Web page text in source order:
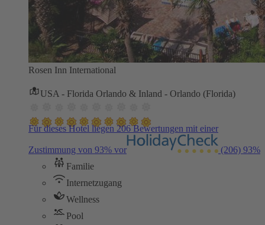
Rosen Inn International
USA - Florida Orlando & Inland - Orlando (Florida)
Für dieses Hotel liegen 206 Bewertungen mit einer
Zustimmung von 93% vor (206) 93%
Familie
Internetzugang
Wellness
Pool